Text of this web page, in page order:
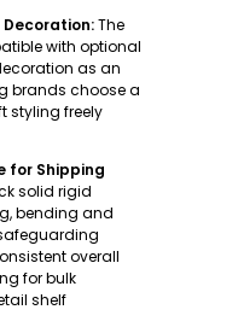
Decoration:The
with optional
as an
brands choose a
styling freely
for Shipping
solid rigid
bending and
overall
for bulk
shelf